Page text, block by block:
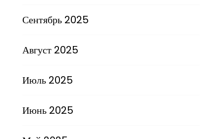
Сентябрь 2025
Август 2025
Июль 2025
Июнь 2025